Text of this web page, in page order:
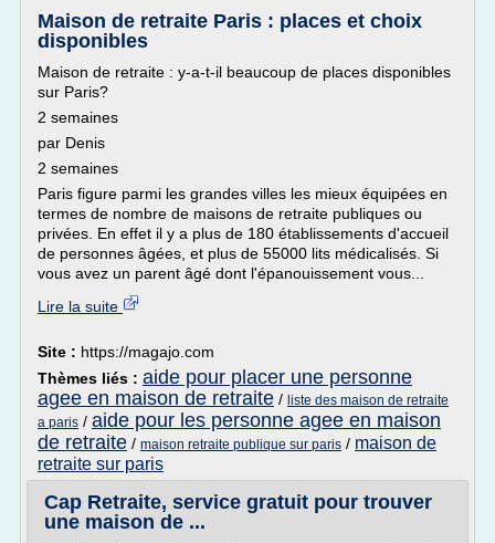
Maison de retraite Paris : places et choix
disponibles
Maison de retraite : y-a-t-il beaucoup de places disponibles
sur Paris?
2 semaines
par Denis
2 semaines
Paris figure parmi les grandes villes les mieux équipées en
termes de nombre de maisons de retraite publiques ou
privées. En effet il y a plus de 180 établissements d'accueil
de personnes âgées, et plus de 55000 lits médicalisés. Si
vous avez un parent âgé dont l'épanouissement vous...
Lire la suite
Site : https://magajo.com
Thèmes liés : aide pour placer une personne
agee en maison de retraite / liste des maison de retraite
a paris / aide pour les personne agee en maison
de retraite / maison retraite publique sur paris / maison de
retraite sur paris
Cap Retraite, service gratuit pour trouver
une maison de ...